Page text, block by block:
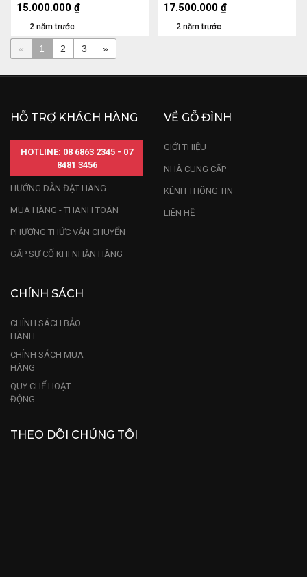
2 năm trước
15.000.000 ₫
2 năm trước
17.500.000 ₫
« 1 2 3 »
HỖ TRỢ KHÁCH HÀNG
HOTLINE: 08 6863 2345 - 07
8481 3456
HƯỚNG DẪN ĐẶT HÀNG
MUA HÀNG - THANH TOÁN
PHƯƠNG THỨC VẬN CHUYỂN
GẶP SỰ CỐ KHI NHẬN HÀNG
VỀ GỖ ĐỈNH
GIỚI THIỆU
NHÀ CUNG CẤP
KÊNH THÔNG TIN
LIÊN HỆ
CHÍNH SÁCH
CHÍNH SÁCH BẢO
HÀNH
CHÍNH SÁCH MUA
HÀNG
QUY CHẾ HOẠT
ĐỘNG
THEO DÕI CHÚNG TÔI